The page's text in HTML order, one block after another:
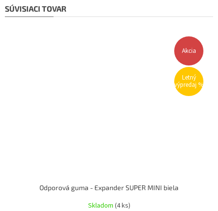
SÚVISIACI TOVAR
Akcia
Letný
výpredaj %
Odporová guma - Expander SUPER MINI biela
Skladom (4 ks)